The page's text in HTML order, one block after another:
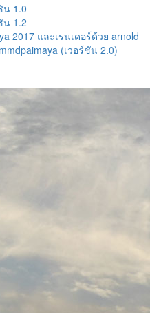
น 1.0
น 1.2
2017 และเรนเดอร์ด้วย arnold
(เวอร์ชัน 2.0)